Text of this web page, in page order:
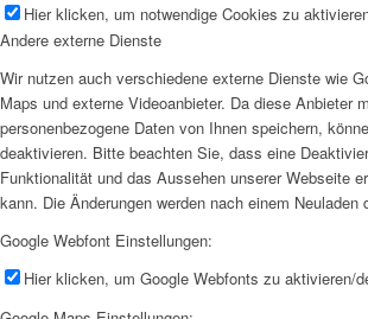
Hier klicken, um notwendige Cookies zu
Andere externe Dienste
Wir nutzen auch verschiedene externe Dienste wie
Maps und externe Videoanbieter. Da diese Anbieter
personenbezogene Daten von Ihnen speichern,
deaktivieren. Bitte beachten Sie, dass eine
Funktionalität und das Aussehen unserer Webseite
kann. Die Änderungen werden nach einem Neuladen
Google Webfont Einstellungen:
Hier klicken, um Google Webfonts zu aktivieren/